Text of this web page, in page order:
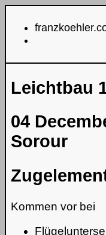
Leichtbau
04
Sorour
Kommen vor bei